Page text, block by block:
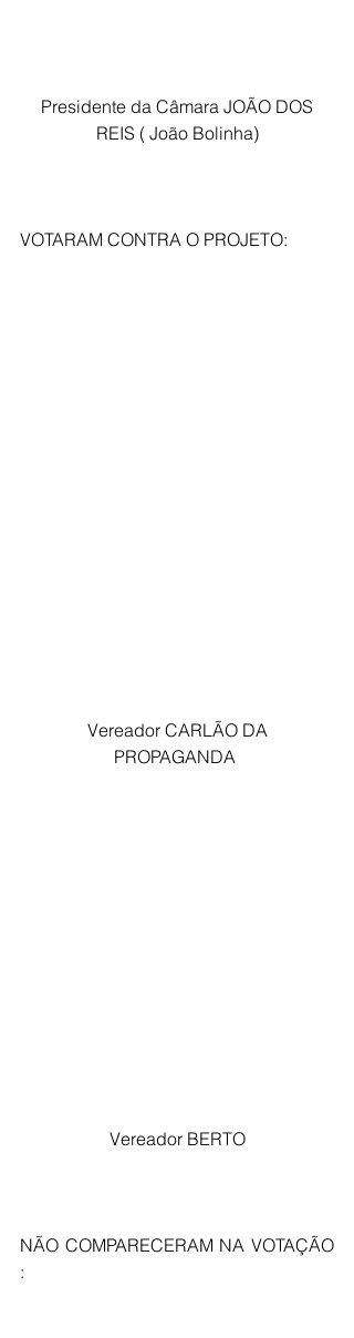
REIS ( João Bolinha)
VOTARAM CONTRA O PROJETO:
PROPAGANDA
Vereador BERTO
NÃO COMPARECERAM NA VOTAÇÃO
: